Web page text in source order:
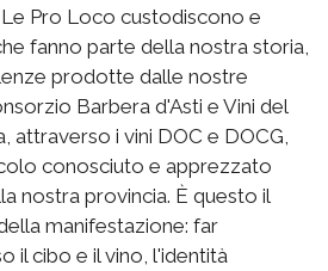
Pro Loco custodiscono e
fanno parte della nostra storia,
prodotte dalle nostre
Barbera d'Asti e Vini del
i vini DOC e DOCG,
conosciuto e apprezzato
nostra provincia. È questo il
manifestazione: far
il cibo e il vino, l'identità